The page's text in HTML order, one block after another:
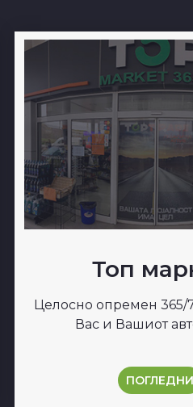
Топ
Целосно опремен 365/
Вас и Вашиот
ПОГЛЕДНИ